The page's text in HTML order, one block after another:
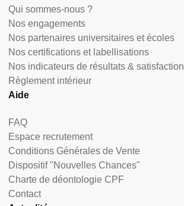
Qui sommes-nous ?
Nos engagements
Nos partenaires universitaires et écoles
Nos certifications et labellisations
Nos indicateurs de résultats & satisfaction
Règlement intérieur
Aide
FAQ
Espace recrutement
Conditions Générales de Vente
Dispositif "Nouvelles Chances"
Charte de déontologie CPF
Contact